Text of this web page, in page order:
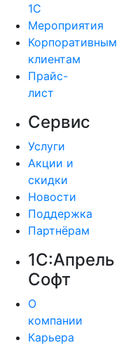
1С
Мероприятия
Корпоративным
клиентам
Прайс-
лист
Сервис
Услуги
Акции и
скидки
Новости
Поддержка
Партнёрам
1С:Апрель
Софт
О
компании
Карьера